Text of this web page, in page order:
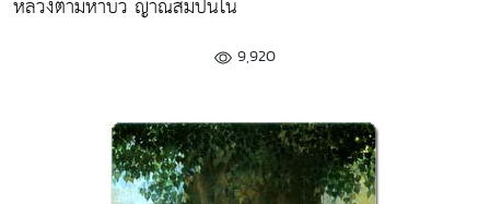
หลวงตามหาบัว ญาณสัมปันโน
9,920